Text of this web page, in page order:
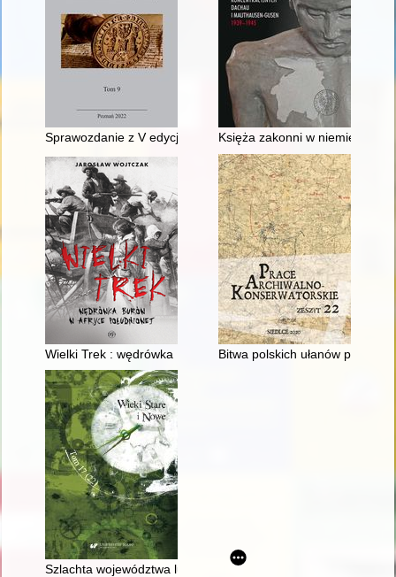
Sprawozdanie z V edycji Nagród dla archiwistów
Księża zakonni w niemieckim
Wielki Trek : wędrówka Burów w Afryce Południowej
Bitwa polskich ułanów pod
Szlachta województwa lubelskiego w schyłkowym okresie